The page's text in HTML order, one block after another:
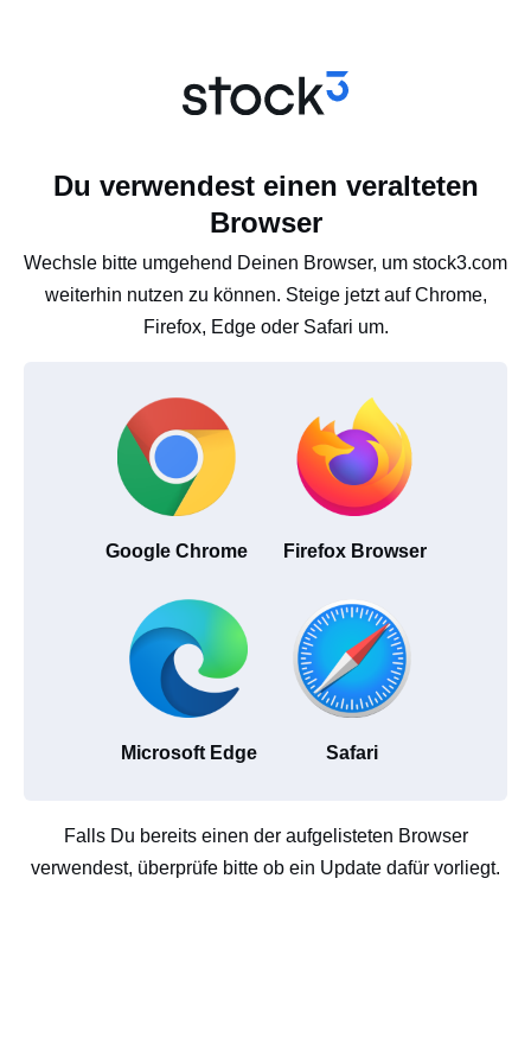
Du verwendest einen veralteten
Browser
Wechsle bitte umgehend Deinen Browser, um stock3.com
weiterhin nutzen zu können. Steige jetzt auf Chrome,
Firefox, Edge oder Safari um.
Google Chrome Firefox Browser
Microsoft Edge Safari
Falls Du bereits einen der aufgelisteten Browser
verwendest, überprüfe bitte ob ein Update dafür vorliegt.